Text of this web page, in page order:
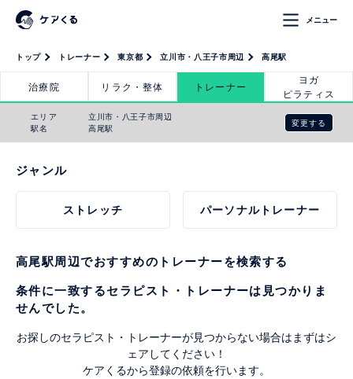
メニュー
トップ トレーナー 東京都 立川市・八王子市周辺 高尾駅
治療院 リラク・整体 トレーナー
ヨガ
ピラティス
エリア
駅名
立川市・八王子市周辺
高尾駅
変更する
ジャンル
ストレッチ パーソナルトレーナー
高尾駅周辺でおすすめのトレーナーを検索する
条件に一致するセラピスト・トレーナーは見つかりま
せんでした。
お探しのセラピスト・トレーナーが見つからない場合はまずはシ
ェアしてください！
ケアくるから登録の依頼を行います。